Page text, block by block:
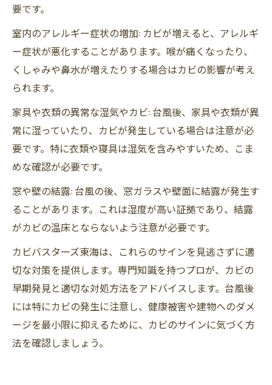
要です。
室内のアレルギー症状の増加: カビが増えると、アレルギ
ー症状が悪化することがあります。喉が痛くなったり、
くしゃみや鼻水が増えたりする場合はカビの影響が考え
られます。
家具や衣類の異常な湿気やカビ: 台風後、家具や衣類が異
常に湿っていたり、カビが発生している場合は注意が必
要です。特に衣類や寝具は湿気を含みやすいため、こま
めな確認が必要です。
窓や壁の結露: 台風の後、窓ガラスや壁面に結露が発生す
ることがあります。これは湿度が高い証拠であり、結露
がカビの温床とならないよう注意が必要です。
カビバスターズ東海は、これらのサインを見逃さずに適
切な対策を提供します。専門知識を持つプロが、カビの
早期発見と適切な対処方法をアドバイスします。台風後
には特にカビの発生に注意し、健康被害や建物へのダメ
ージを最小限に抑えるために、カビのサインに気づく方
法を確認しましょう。